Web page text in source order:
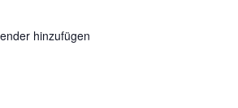
hinzufügen